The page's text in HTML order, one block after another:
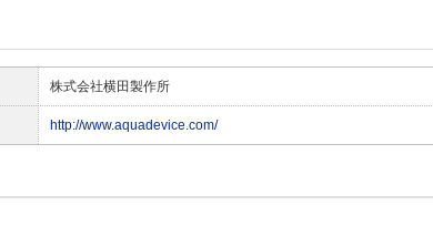
株式会社横田製作所
http://www.aquadevice.com/